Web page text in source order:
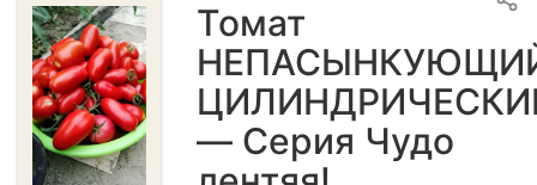
Томат
— Серия Чудо